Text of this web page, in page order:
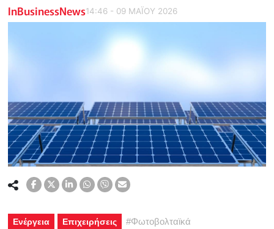
InBusinessNews14:46 - 09 ΜΑΪ́ΟΥ 2026
Ενέργεια Επιχειρήσεις #Φωτοβολταϊκά